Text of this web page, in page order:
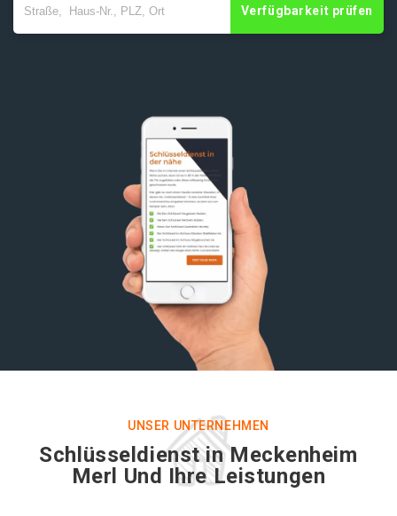
Verfügbarkeit prüfen
UNSER UNTERNEHMEN
Schlüsseldienst in Meckenheim
Merl Und Ihre Leistungen